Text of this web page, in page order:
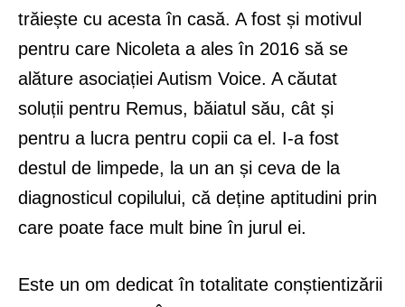
trăiește cu acesta în casă. A fost și motivul
pentru care Nicoleta a ales în 2016 să se
alăture asociației Autism Voice. A căutat
soluții pentru Remus, băiatul său, cât și
pentru a lucra pentru copii ca el. I-a fost
destul de limpede, la un an și ceva de la
diagnosticul copilului, că deține aptitudini prin
care poate face mult bine în jurul ei.
Este un om dedicat în totalitate conștientizării